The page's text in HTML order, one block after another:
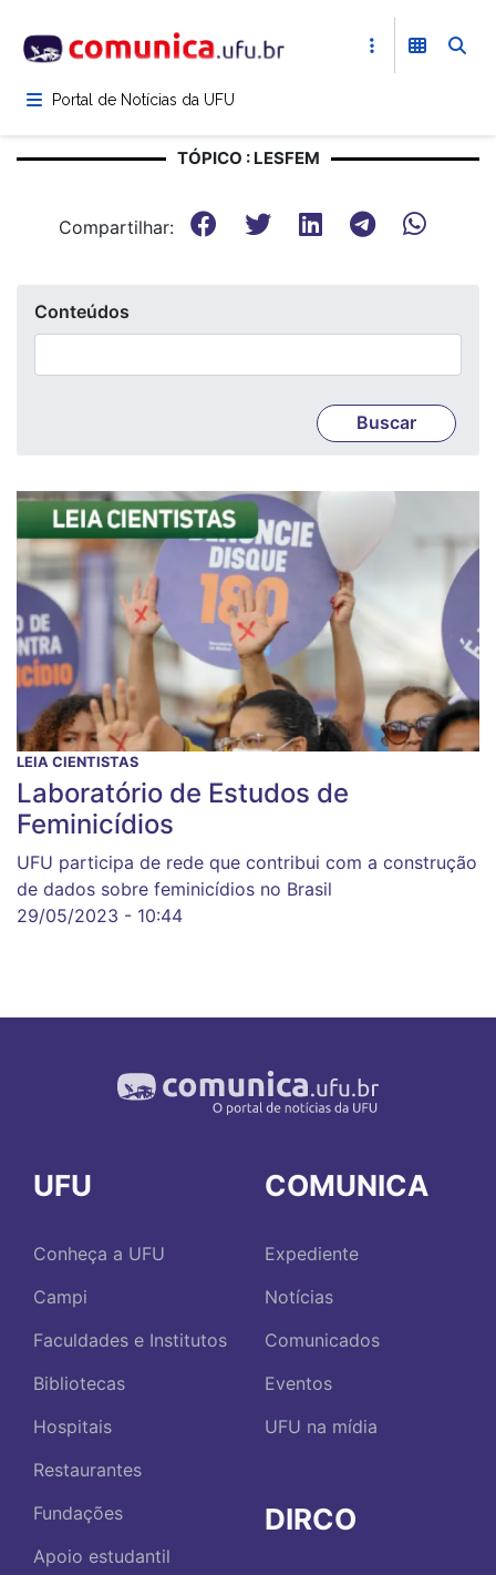
para
conteúdoPortal de Notícias da UFU
TÓPICO : LESFEM
Compartilhar:
Conteúdos
LEIA CIENTISTAS
Laboratório de Estudos de
Feminicídios
UFU participa de rede que contribui com a construção
de dados sobre feminicídios no Brasil
29/05/2023 - 10:44
UFU
Conheça a UFU
Campi
Faculdades e Institutos
Bibliotecas
Hospitais
Restaurantes
Fundações
Apoio estudantil
COMUNICA
Expediente
Notícias
Comunicados
Eventos
UFU na mídia
DIRCO